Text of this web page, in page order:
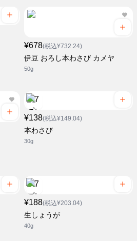
¥678(税込¥732.24)
伊豆 おろし本わさび カメヤ
50g
¥138(税込¥149.04)
本わさび
30g
¥188(税込¥203.04)
生しょうが
40g